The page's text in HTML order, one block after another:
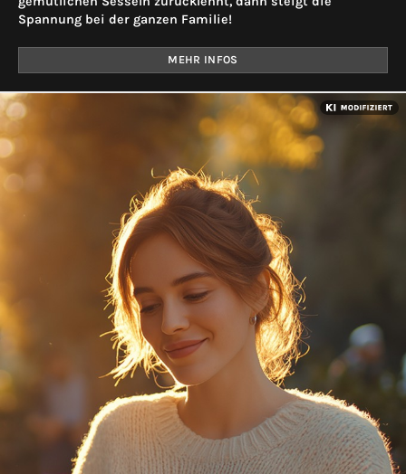
Spannung bei der ganzen Familie!
MEHR INFOS